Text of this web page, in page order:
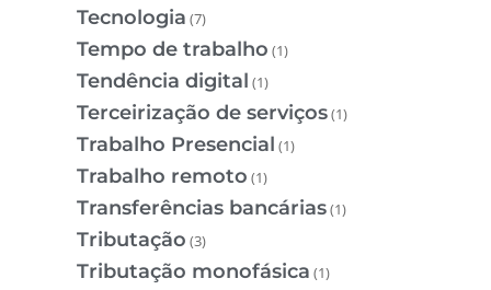
Tecnologia (7)
Tempo de trabalho (1)
Tendência digital (1)
Terceirização de serviços(1)
Trabalho Presencial (1)
Trabalho remoto (1)
Transferências bancárias(1)
Tributação (3)
Tributação monofásica (1)